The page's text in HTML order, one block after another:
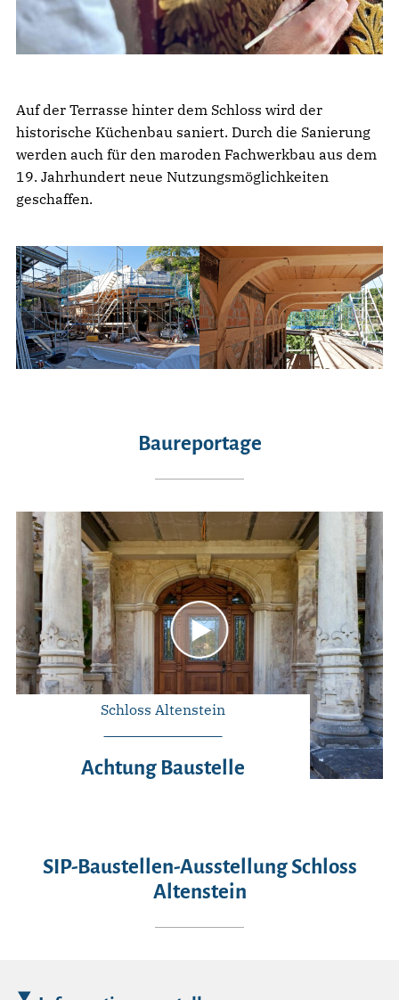
Auf der Terrasse hinter dem Schloss wird der
historische Küchenbau saniert. Durch die Sanierung
werden auch für den maroden Fachwerkbau aus dem
19. Jahrhundert neue Nutzungsmöglichkeiten
geschaffen.
Baureportage
Schloss Altenstein
Achtung Baustelle
SIP-Baustellen-Ausstellung Schloss
Altenstein